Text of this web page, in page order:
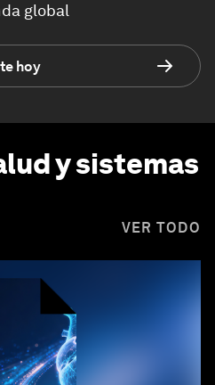
global
hoy
y sistemas
VER TODO